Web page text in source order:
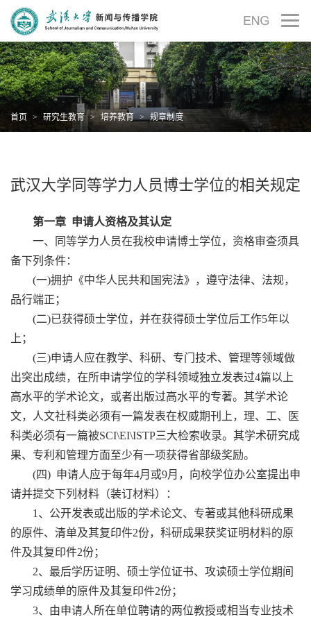
首页 > 研究生教育 > 培养教育 > 规章制度
武汉大学同等学力人员博士学位的相关规定
第一章 申请人资格及其认定
一、同等学力人员在我校申请博士学位，资格审查须具
备下列条件：
(一)拥护《中华人民共和国宪法》，遵守法律、法规，
品行端正；
(二)已获得硕士学位，并在获得硕士学位后工作5年以
上；
(三)申请人应在教学、科研、专门技术、管理等领域做
出突出成绩，在所申请学位的学科领域独立发表过4篇以上
高水平的学术论文，或者出版过高水平的专著。其学术论
文，人文社科类必须有一篇发表在权威期刊上，理、工、医
科类必须有一篇被SCI\EI\ISTP三大检索收录。其学术研究成
果、专利和管理方面至少有一项获得省部级奖励。
(四) 申请人应于每年4月或9月，向校学位办公室提出申
请并提交下列材料（装订材料）：
1、公开发表或出版的学术论文、专著或其他科研成果
的原件、清单及其复印件2份，科研成果获奖证明材料的原
件及其复印件2份；
2、最后学历证明、硕士学位证书、攻读硕士学位期间
学习成绩单的原件及其复印件2份；
3、由申请人所在单位聘请的两位教授或相当专业技术